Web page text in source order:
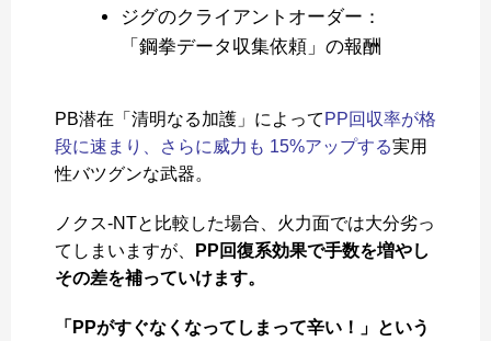
ジグのクライアントオーダー：
「鋼拳データ収集依頼」の報酬
PB潜在「清明なる加護」によって PP回収率が格
段に速まり、さらに威力も 15%アップする実用
性バツグンな武器。
ノクス-NTと比較した場合、火力面では大分劣っ
てしまいますが、
PP回復系効果で手数を増やし
その差を補っていけます。
「PPがすぐなくなってしまって辛い！」という